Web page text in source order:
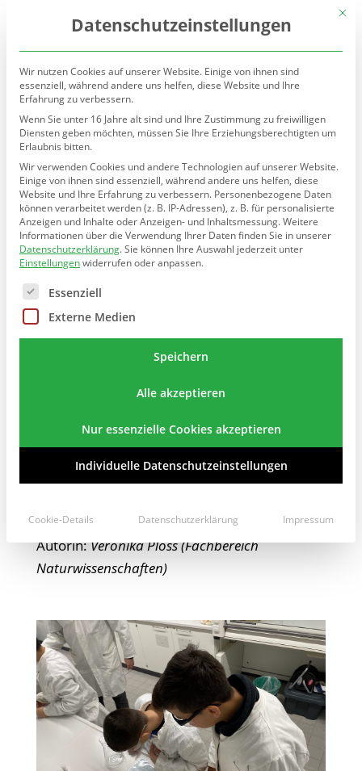
Seite wählen
Ausflug ins Chemielabor
die Schüler_innen Baustoffe aus Gips und Kalk hergestellt,
damit gefärbt.
Anschließend wurde dieser noch flüssige Baustoff in kleine
durften die Schüler_innen am Ende ihres Tages im Labor als
Andenken mit nach Hause nehmen.
Autorin:Veronika Ploss (Fachbereich
Naturwissenschaften)
Mit
Datenschutzeinstellungen
Wir nutzen Cookies auf unserer Website. Einige von ihnen sind
essenziell, während andere uns helfen, diese Website und Ihre
Erfahrung zu verbessern.
Wenn Sie unter 16 Jahre alt sind und Ihre Zustimmung zu freiwilligen
Diensten geben möchten, müssen Sie Ihre Erziehungsberechtigten um
Erlaubnis bitten.
Wir verwenden Cookies und andere Technologien auf unserer Website.
Einige von ihnen sind essenziell, während andere uns helfen, diese
Website und Ihre Erfahrung zu verbessern. Personenbezogene Daten
können verarbeitet werden (z. B. IP-Adressen), z. B. für personalisierte
Anzeigen und Inhalte oder Anzeigen- und Inhaltsmessung.Weitere
Informationen über die Verwendung Ihrer Daten finden Sie in unserer
Datenschutzerklärung.Sie können Ihre Auswahl jederzeit unter
Einstellungenwiderrufen oder anpassen.
Es folgt eine Liste der Service-Gruppen, für die eine
Essenziell
Externe Medien
Speichern
Alle akzeptieren
Nur essenzielle Cookies akzeptieren
Individuelle Datenschutzeinstellungen
Cookie-Details Datenschutzerklärung Impressum